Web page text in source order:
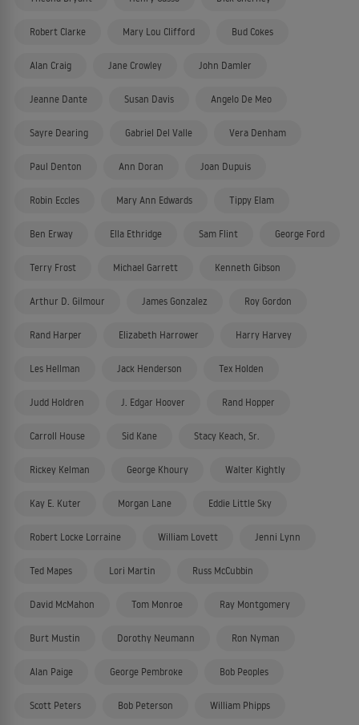
Robert Clarke Mary Lou Clifford Bud Cokes
Alan Craig Jane Crowley John Damler
Jeanne Dante Susan Davis Angelo De Meo
Sayre Dearing Gabriel Del Valle Vera Denham
Paul Denton Ann Doran Joan Dupuis
Robin Eccles Mary Ann Edwards Tippy Elam
Ben Erway Ella Ethridge Sam Flint George Ford
Terry Frost Michael Garrett Kenneth Gibson
Arthur D. Gilmour James Gonzalez Roy Gordon
Rand Harper Elizabeth Harrower Harry Harvey
Les Hellman Jack Henderson Tex Holden
Judd Holdren J. Edgar Hoover Rand Hopper
Carroll House Sid Kane Stacy Keach, Sr.
Rickey Kelman George Khoury Walter Kightly
Kay E. Kuter Morgan Lane Eddie Little Sky
Robert Locke Lorraine William Lovett Jenni Lynn
Ted Mapes Lori Martin Russ McCubbin
David McMahon Tom Monroe Ray Montgomery
Burt Mustin Dorothy Neumann Ron Nyman
Alan Paige George Pembroke Bob Peoples
Scott Peters Bob Peterson William Phipps